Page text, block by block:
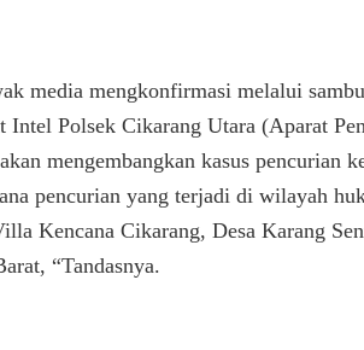
media mengkonfirmasi melalui
Intel Polsek Cikarang Utara (Aparat
mengembangkan kasus pencurian
pencurian yang terjadi di wilayah
Kencana Cikarang, Desa Karang
“Tandasnya.